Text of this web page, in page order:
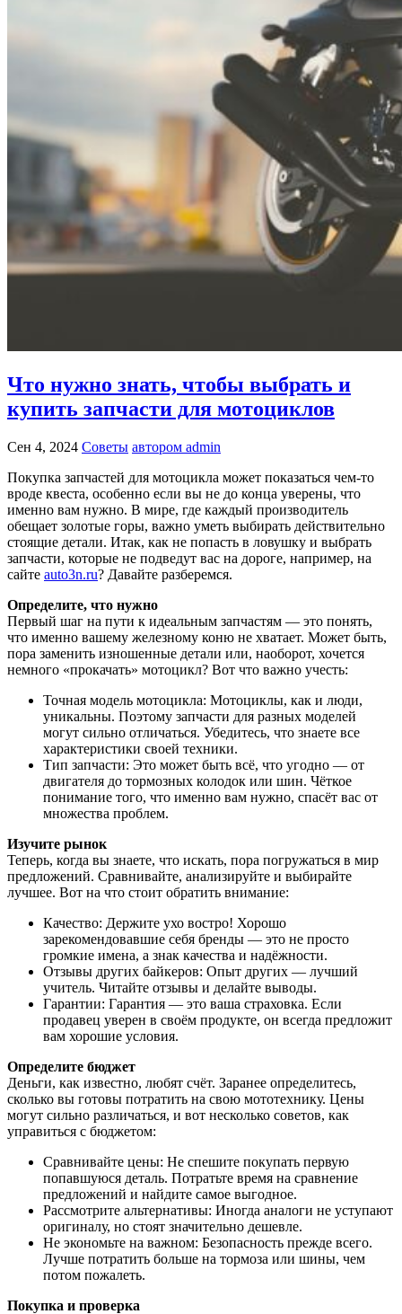
Что нужно знать, чтобы выбрать и
купить запчасти для мотоциклов
Сен 4, 2024 Советы автором admin
Покупка запчастей для мотоцикла может показаться чем-то
вроде квеста, особенно если вы не до конца уверены, что
именно вам нужно. В мире, где каждый производитель
обещает золотые горы, важно уметь выбирать действительно
стоящие детали. Итак, как не попасть в ловушку и выбрать
запчасти, которые не подведут вас на дороге, например, на
сайте auto3n.ru? Давайте разберемся.
Определите, что нужно
Первый шаг на пути к идеальным запчастям — это понять,
что именно вашему железному коню не хватает. Может быть,
пора заменить изношенные детали или, наоборот, хочется
немного «прокачать» мотоцикл? Вот что важно учесть:
Точная модель мотоцикла: Мотоциклы, как и люди,
уникальны. Поэтому запчасти для разных моделей
могут сильно отличаться. Убедитесь, что знаете все
характеристики своей техники.
Тип запчасти: Это может быть всё, что угодно — от
двигателя до тормозных колодок или шин. Чёткое
понимание того, что именно вам нужно, спасёт вас от
множества проблем.
Изучите рынок
Теперь, когда вы знаете, что искать, пора погружаться в мир
предложений. Сравнивайте, анализируйте и выбирайте
лучшее. Вот на что стоит обратить внимание:
Качество: Держите ухо востро! Хорошо
зарекомендовавшие себя бренды — это не просто
громкие имена, а знак качества и надёжности.
Отзывы других байкеров: Опыт других — лучший
учитель. Читайте отзывы и делайте выводы.
Гарантии: Гарантия — это ваша страховка. Если
продавец уверен в своём продукте, он всегда предложит
вам хорошие условия.
Определите бюджет
Деньги, как известно, любят счёт. Заранее определитесь,
сколько вы готовы потратить на свою мототехнику. Цены
могут сильно различаться, и вот несколько советов, как
управиться с бюджетом:
Сравнивайте цены: Не спешите покупать первую
попавшуюся деталь. Потратьте время на сравнение
предложений и найдите самое выгодное.
Рассмотрите альтернативы: Иногда аналоги не уступают
оригиналу, но стоят значительно дешевле.
Не экономьте на важном: Безопасность прежде всего.
Лучше потратить больше на тормоза или шины, чем
потом пожалеть.
Покупка и проверка